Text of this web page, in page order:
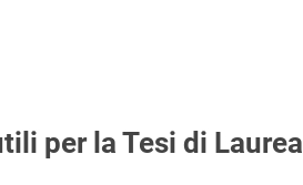
per la Tesi di Laurea